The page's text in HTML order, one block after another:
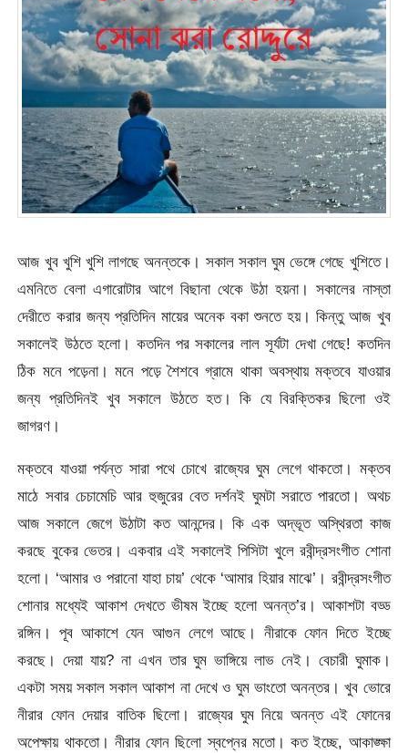
আজ খুব খুশি খুশি লাগছে অনন্তকে। সকাল সকাল ঘুম ভেঙ্গে গেছে খুশিতে।
এমনিতে বেলা এগারোটার আগে বিছানা থেকে উঠা হয়না। সকালের নাস্তা
দেরীতে করার জন্য প্রতিদিন মায়ের অনেক বকা শুনতে হয়। কিন্তু আজ খুব
সকালেই উঠতে হলো। কতদিন পর সকালের লাল সূর্যটা দেখা গেছে! কতদিন
ঠিক মনে পড়েনা। মনে পড়ে শৈশবে গ্রামে থাকা অবস্থায় মক্তবে যাওয়ার
জন্য প্রতিদিনই খুব সকালে উঠতে হত। কি যে বিরক্তিকর ছিলো ওই
জাগরণ।
মক্তবে যাওয়া পর্যন্ত সারা পথে চোখে রাজ্যের ঘুম লেগে থাকতো। মক্তব
মাঠে সবার চেচামেচি আর হুজুরের বেত দর্শনই ঘুমটা সরাতে পারতো। অথচ
আজ সকালে জেগে উঠাটা কত আনন্দের। কি এক অদ্ভূত অস্থিরতা কাজ
করছে বুকের ভেতর। একবার এই সকালেই পিসিটা খুলে রবীন্দ্রসংগীত শোনা
হলো। ‘আমার ও পরানো যাহা চায়’ থেকে ‘আমার হিয়ার মাঝে’। রবীন্দ্রসংগীত
শোনার মধ্যেই আকাশ দেখতে ভীষম ইচ্ছে হলো অনন্ত’র। আকাশটা বড্ড
রঙ্গিন। পূব আকাশে যেন আগুন লেগে আছে। নীরাকে ফোন দিতে ইচ্ছে
করছে। দেয়া যায়? না এখন তার ঘুম ভাঙ্গিয়ে লাভ নেই। বেচারী ঘুমাক।
একটা সময় সকাল সকাল আকাশ না দেখে ও ঘুম ভাংতো অনন্তর। খুব ভোরে
নীরার ফোন দেয়ার বাতিক ছিলো। রাজ্যের ঘুম নিয়ে অনন্ত এই ফোনের
অপেক্ষায় থাকতো। নীরার ফোন ছিলো স্বপ্নের মতো। কত ইচ্ছে, আকাঙ্ক্ষা